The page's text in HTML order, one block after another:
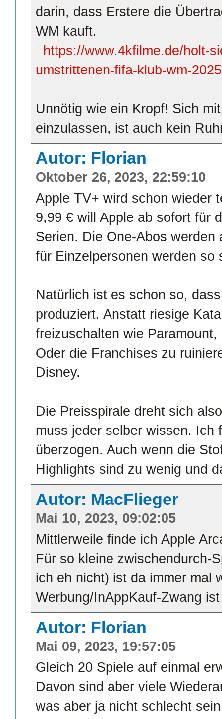
darin, dass Erstere die
WM kauft.
https://www.4kfilme.de/holt-
umstrittenen-fifa-klub-wm-
Unnötig wie ein Kropf! Sich
einzulassen, ist auch kein
Autor: Florian
Oktober 26, 2023, 22:59:10
Apple TV+ wird schon wieder
9,99 € will Apple ab sofort für
Serien. Die One-Abos werden
für Einzelpersonen werden so
Natürlich ist es schon so,
produziert. Anstatt riesige
freizuschalten wie
Oder die Franchises zu
Disney.
Die Preisspirale dreht sich
muss jeder selber wissen.
überzogen. Auch wenn die
Highlights sind zu wenig und
Autor: MacFlieger
Mai 10, 2023, 09:02:05
Mittlerweile finde ich Apple
Für so kleine zwischendurch-
ich eh nicht) ist da immer mal
Werbung/InAppKauf-Zwang
Autor: Florian
Mai 09, 2023, 19:57:05
Gleich 20 Spiele auf einmal
Davon sind aber viele
was aber ja nicht schlecht